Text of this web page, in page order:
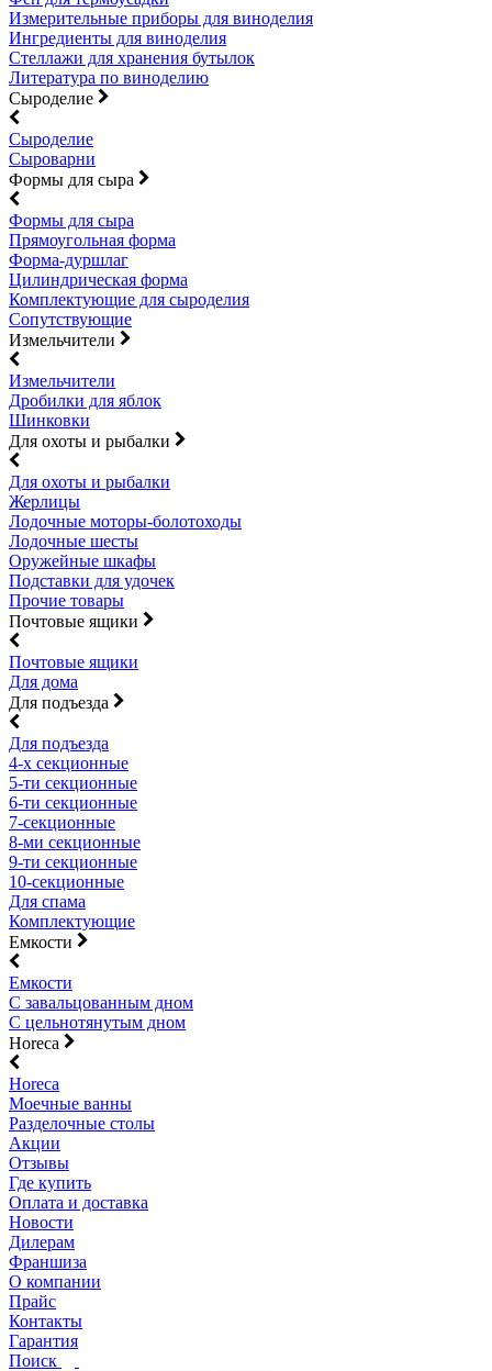
Измерительные приборы для виноделия
Ингредиенты для виноделия
Стеллажи для хранения бутылок
Литература по виноделию
Сыроделие
Сыроделие
Сыроварни
Формы для сыра
Формы для сыра
Прямоугольная форма
Форма-дуршлаг
Цилиндрическая форма
Комплектующие для сыроделия
Сопутствующие
Измельчители
Измельчители
Дробилки для яблок
Шинковки
Для охоты и рыбалки
Для охоты и рыбалки
Жерлицы
Лодочные моторы-болотоходы
Лодочные шесты
Оружейные шкафы
Подставки для удочек
Прочие товары
Почтовые ящики
Почтовые ящики
Для дома
Для подъезда
Для подъезда
4-х секционные
5-ти секционные
6-ти секционные
7-секционные
8-ми секционные
9-ти секционные
10-секционные
Для спама
Комплектующие
Емкости
Емкости
С завальцованным дном
С цельнотянутым дном
Horeca
Horeca
Моечные ванны
Разделочные столы
Акции
Отзывы
Где купить
Оплата и доставка
Новости
Дилерам
Франшиза
О компании
Прайс
Контакты
Гарантия
Поиск